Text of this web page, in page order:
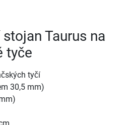
Taurus na
tyče
tyčí
30,5 mm)